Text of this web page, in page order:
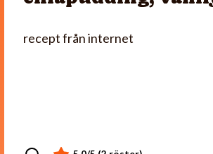
recept från internet